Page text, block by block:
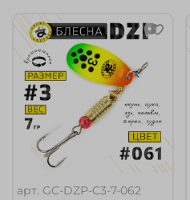
арт. GC-DZP-C3-7-062